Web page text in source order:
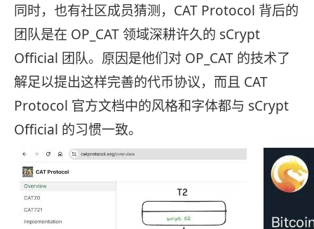
同时，也有社区成员猜测，CAT Protocol 背后的
团队是在 OP_CAT 领域深耕许久的 sCrypt
Official 团队。原因是他们对 OP_CAT 的技术了
解足以提出这样完善的代币协议，而且 CAT
Protocol 官方文档中的风格和字体都与 sCrypt
Official 的习惯一致。